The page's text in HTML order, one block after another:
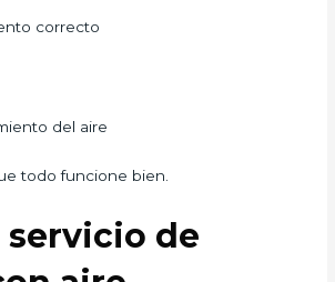
correcto
del aire
todo funcione bien.
servicio de